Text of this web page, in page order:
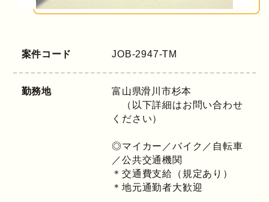
案件コード JOB-2947-TM
勤務地 富山県滑川市杉本
（以下詳細はお問い合わせ
ください）
◎マイカー／バイク／自転車
／公共交通機関
＊交通費支給（規定あり）
＊地元通勤者大歓迎